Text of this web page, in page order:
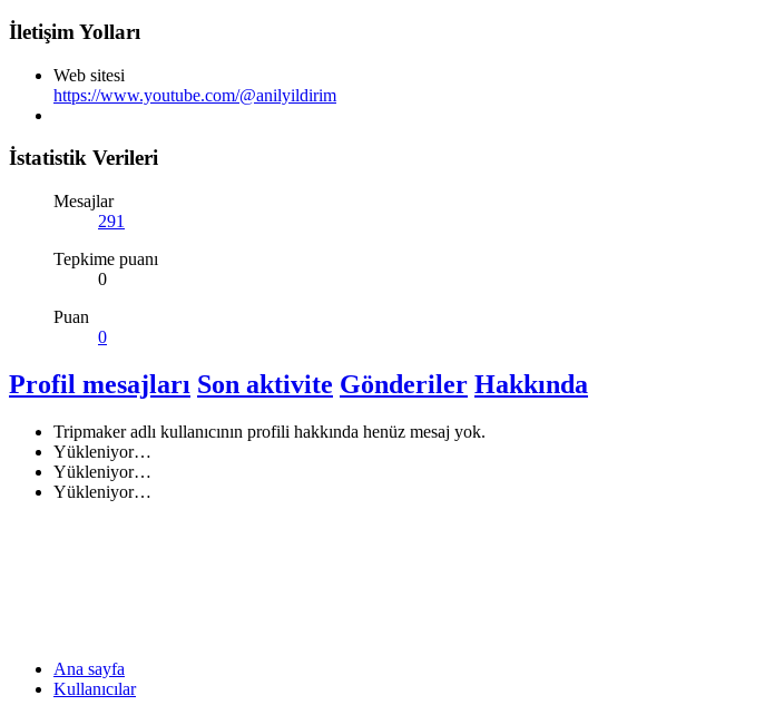
İletişim Yolları
Web sitesi
https://www.youtube.com/@anilyildirim
İstatistik Verileri
Mesajlar
291
Tepkime puanı
0
Puan
0
Profil mesajları Son aktivite Gönderiler Hakkında
Tripmaker adlı kullanıcının profili hakkında henüz mesaj yok.
Yükleniyor…
Yükleniyor…
Yükleniyor…
Ana sayfa
Kullanıcılar